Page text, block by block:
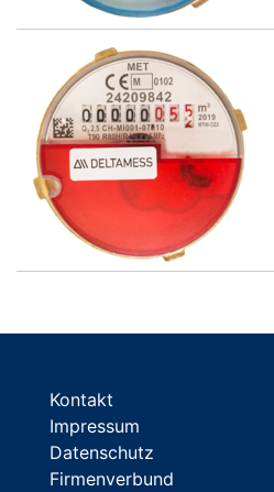
Kontakt
Impressum
Datenschutz
Firmenverbund